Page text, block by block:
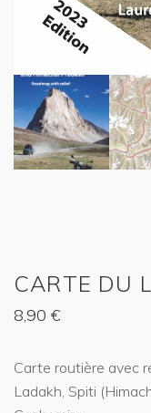
CARTE DU
8,90 €
Carte routière avec
Ladakh, Spiti